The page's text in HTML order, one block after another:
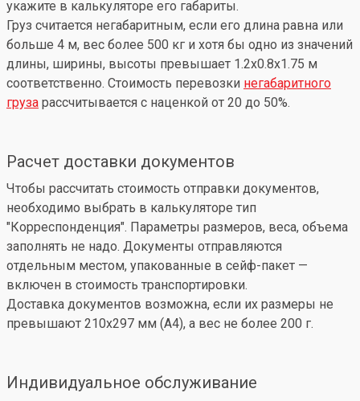
укажите в калькуляторе его габариты.
Груз считается негабаритным, если его длина равна или
больше 4 м, вес более 500 кг и хотя бы одно из значений
длины, ширины, высоты превышает 1.2x0.8x1.75 м
соответственно. Стоимость перевозки негабаритного
груза рассчитывается с наценкой от 20 до 50%.
Расчет доставки документов
Чтобы рассчитать стоимость отправки документов,
необходимо выбрать в калькуляторе тип
"Корреспонденция". Параметры размеров, веса, объема
заполнять не надо. Документы отправляются
отдельным местом, упакованные в сейф-пакет —
включен в стоимость транспортировки.
Доставка документов возможна, если их размеры не
превышают 210x297 мм (А4), а вес не более 200 г.
Индивидуальное обслуживание